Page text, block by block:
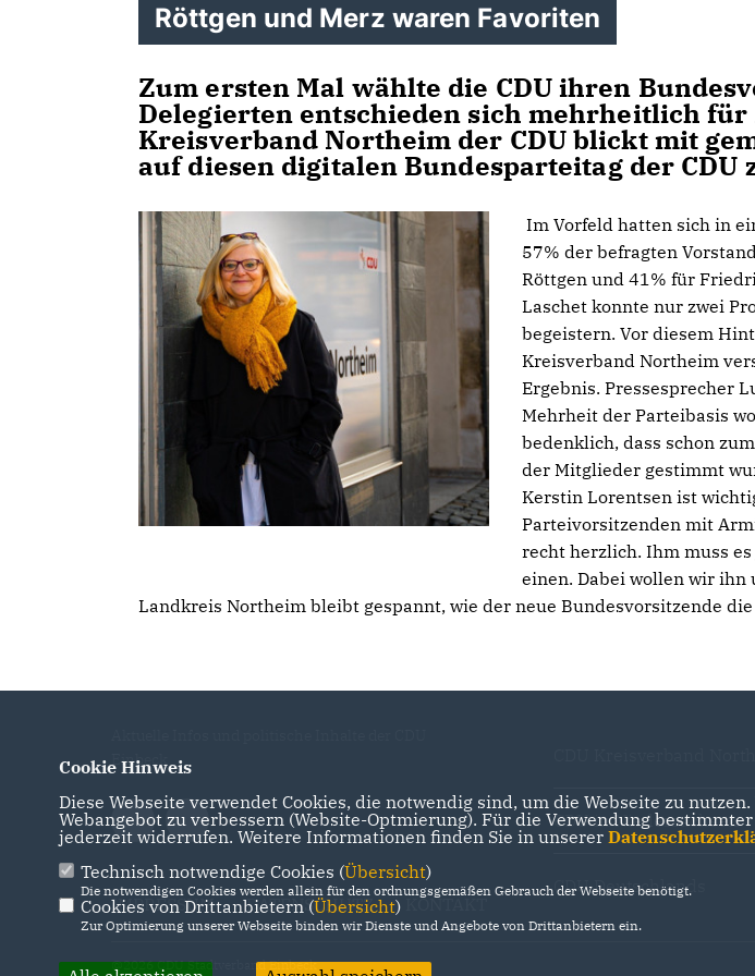
Röttgen und Merz waren Favoriten
Zum ersten Mal wählte die CDU ihren
Delegierten entschieden sich mehrheitlich
Kreisverband Northeim der CDU blickt mit
auf diesen digitalen Bundesparteitag der CDU
Im Vorfeld hatten sich in
57% der befragten
Röttgen und 41% für
Laschet konnte nur zwei
begeistern. Vor diesem
Kreisverband Northeim
Ergebnis. Pressesprecher
Mehrheit der Parteibasis
bedenklich, dass schon
der Mitglieder gestimmt
Kerstin Lorentsen ist
Parteivorsitzenden mit
recht herzlich. Ihm muss
einen. Dabei wollen wir ihn
Landkreis Northeim bleibt gespannt, wie der neue Bundesvorsitzende
Einbeck
IMPRESSUM DATENSCHUTZ KONTAKT
CDU in Niedersachsen
CDU Deutschlands
@2026 CDU Stadtverband Einbeck
Cookie Hinweis
Diese Webseite verwendet Cookies, die notwendig sind, um die Webseite zu
Webangebot zu verbessern (Website-Optmierung). Für die Verwendung
jederzeit widerrufen. Weitere Informationen finden Sie in unserer
Technisch notwendige Cookies (Übersicht)
Die notwendigen Cookies werden allein für den ordnungsgemäßen Gebrauch der Webseite benötigt.
Cookies von Drittanbietern (Übersicht)
Zur Optimierung unserer Webseite binden wir Dienste und Angebote von Drittanbietern ein.